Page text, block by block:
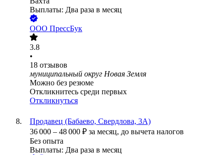
Выплаты: Два раза в месяц
ООО ПрессБук
3.8
•
18 отзывов
муниципальный округ Новая Земля
Можно без резюме
Откликнитесь среди первых
Откликнуться
Продавец (Бабаево, Свердлова, 3А)
36 000 – 48 000 ₽ за месяц, до вычета налогов
Без опыта
Выплаты: Два раза в месяц